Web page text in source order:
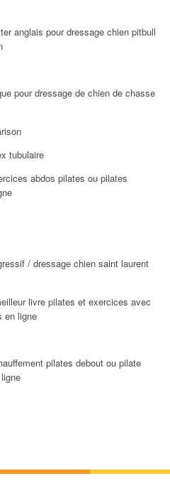
anglais pour dressage chien pitbull
pour dressage de chien de chasse
tubulaire
abdos pilates ou pilates
/ dressage chien saint laurent
livre pilates et exercices avec
en ligne
pilates debout ou pilate